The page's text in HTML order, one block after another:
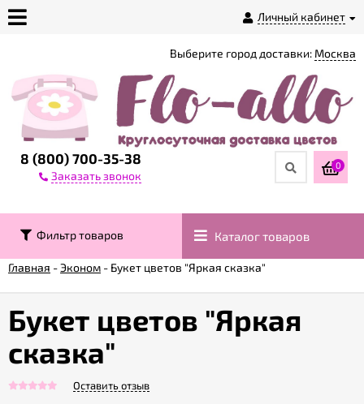
Личный кабинет
магазине
Доставка
Контакты
Гарантии
8 (800) 700-35-38
Заказать звонок
Выберите город доставки: Москва
0
Фильтр товаров Каталог товаров
Главная -Эконом - Букет цветов "Яркая сказка"
Букет цветов "Яркая
сказка"
Оставить отзыв